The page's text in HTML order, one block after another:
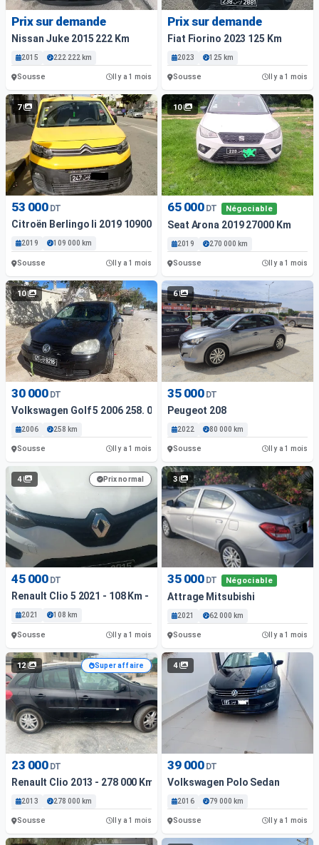
Prix sur demande
Nissan Juke 2015 222 Km
2015 222 222 km
Sousse Il y a 1 mois
Prix sur demande
Fiat Fiorino 2023 125 Km
2023 125 km
Sousse Il y a 1 mois
7
53 000 DT
Citroën Berlingo Ii 2019 109000 Km
2019 109 000 km
Sousse Il y a 1 mois
10
65 000 DT Négociable
Seat Arona 2019 27000 Km
2019 270 000 km
Sousse Il y a 1 mois
10
30 000 DT
Volkswagen Golf 5 2006 258. 000 Km
2006 258 km
Sousse Il y a 1 mois
6
35 000 DT
Peugeot 208
2022 80 000 km
Sousse Il y a 1 mois
4 Prix normal
45 000 DT
Renault Clio 5 2021 - 108 Km - Essence
2021 108 km
Sousse Il y a 1 mois
3
35 000 DT Négociable
Attrage Mitsubishi
2021 62 000 km
Sousse Il y a 1 mois
12 Super affaire
23 000 DT
Renault Clio 2013 - 278 000 Km - Essence
2013 278 000 km
Sousse Il y a 1 mois
4
39 000 DT
Volkswagen Polo Sedan
2016 79 000 km
Sousse Il y a 1 mois